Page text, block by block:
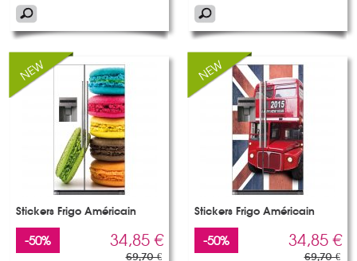
Stickers Frigo Américain
-50% 34,85 €
69,70 €
Stickers Frigo Américain
-50% 34,85 €
69,70 €